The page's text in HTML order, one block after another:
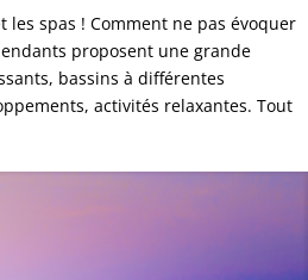
les spas ! Comment ne pas évoquer
proposent une grande
bassins à différentes
activités relaxantes. Tout